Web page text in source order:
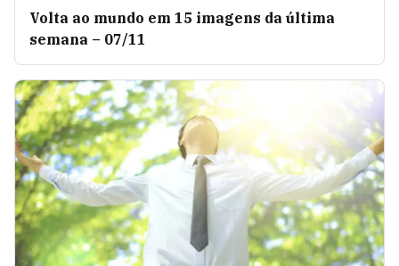
Volta ao mundo em 15 imagens da última
semana – 07/11